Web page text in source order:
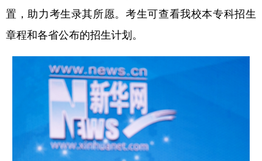
置，助力考生录其所愿。考生可查看我校本专科招生
章程和各省公布的招生计划。